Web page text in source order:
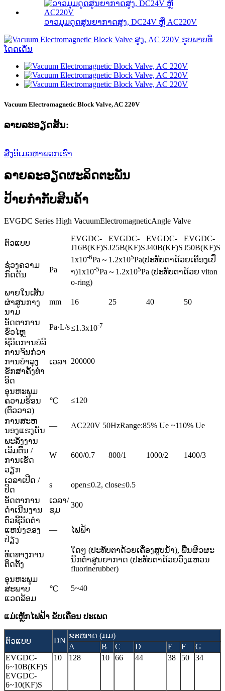
ວາວມຸມດູດສູນຍາກາດສູງ, DC24V ຫຼື AC220V
Vacuum Electromagnetic Block Valve, AC 220V
ລາຍ​ລະ​ອຽດ​ສັ້ນ​:
ສົ່ງອີເມວຫາພວກເຮົາ
ລາຍລະອຽດຜະລິດຕະພັນ
ປ້າຍກຳກັບສິນຄ້າ
EVGDC Series High VacuumElectromagneticAngle Valve
ຕົວແບບ
EVGDC-
J16B(KF)S
EVGDC-
J25B(KF)S
EVGDC-
J40B(KF)S
EVGDC-
J50B(KF)S
ຊ່ວງຄວາມ
ກົດດັນ
Pa
1x10-6Pa～1.2x105Pa(ປະທັບຕາດ້ວຍເຄື່ອງເປົ່
າ)1x10-5Pa～1.2x105Pa (ປະທັບຕາດ້ວຍ viton
o-ring)
ພາຍໃນເສັ້ນ
ຜ່າສູນກາງ
ນາມ
mm 16 25 40 50
ອັດຕາການ
ຮົ່ວໄຫຼ
Pa·L/s≤1.3x10-7
ຊີວິດການບໍລິ
ການຈົນກ່ວາ
ການບໍາລຸງ
ຮັກສາຄັ້ງທໍາ
ອິດ
ເວລາ 200000
ອຸນຫະພູມ
ຄວາມຮ້ອນ
(ຕົວວາວ)
℃ ≤120
ການສະຫ
ນອງແຮງດັນ
—
AC220V 50HzRange:85% Ue ~110% Ue
ພະລັງງານ
ເລີ່ມຕົ້ນ /
ການເຮັດ
ວຽກ
W 600/0.7 800/1 1000/2 1400/3
ເວລາເປີດ /
ປິດ
s
open≤0.2, close≤0.5
ອັດຕາການ
ດໍາເນີນງານ
ເວລາ/
ຊມ
300
ຕົວຊີ້ວັດຕໍາ
ແຫນ່ງຂອງ
ປ່ຽງ
— ໄຟ​ຟ້າ​
ທິດທາງການ
ຕິດຕັ້ງ
ໃດໆ (ປະທັບຕາດ້ວຍເຄື່ອງສູບນ້ໍາ), ພື້ນຜິວຜະ
ນຶກຕ່ໍາສູນຍາກາດ (ປະທັບຕາດ້ວຍວົງແຫວນ
fluorinerubber)
ອຸນຫະພູມ
ສະພາບ
ແວດລ້ອມ
℃ 5~40
ແມ່ເຫຼັກໄຟຟ້າ ຂັບເຄື່ອນ ປະເພດ
ຕົວແບບ DN
ຂະໜາດ (ມມ)
A
B C D E F
G
EVGDC-
6~10B(KF)S
EVGDC-
6~10(KF)S
10 128 10 66 44 38 50 34